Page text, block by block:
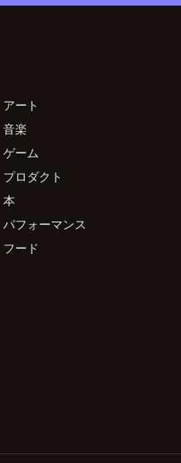
アート
音楽
ゲーム
プロダクト
本
パフォーマンス
フード